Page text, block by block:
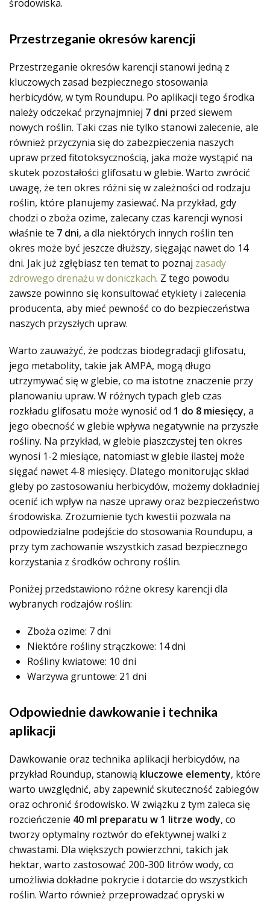
środowiska.
Przestrzeganie okresów karencji
Przestrzeganie okresów karencji stanowi jedną z
kluczowych zasad bezpiecznego stosowania
herbicydów, w tym Roundupu. Po aplikacji tego środka
należy odczekać przynajmniej 7 dni przed siewem
nowych roślin. Taki czas nie tylko stanowi zalecenie, ale
również przyczynia się do zabezpieczenia naszych
upraw przed fitotoksycznością, jaka może wystąpić na
skutek pozostałości glifosatu w glebie. Warto zwrócić
uwagę, że ten okres różni się w zależności od rodzaju
roślin, które planujemy zasiewać. Na przykład, gdy
chodzi o zboża ozime, zalecany czas karencji wynosi
właśnie te 7 dni, a dla niektórych innych roślin ten
okres może być jeszcze dłuższy, sięgając nawet do 14
dni. Jak już zgłębiasz ten temat to poznaj zasady
zdrowego drenażu w doniczkach. Z tego powodu
zawsze powinno się konsultować etykiety i zalecenia
producenta, aby mieć pewność co do bezpieczeństwa
naszych przyszłych upraw.
Warto zauważyć, że podczas biodegradacji glifosatu,
jego metabolity, takie jak AMPA, mogą długo
utrzymywać się w glebie, co ma istotne znaczenie przy
planowaniu upraw. W różnych typach gleb czas
rozkładu glifosatu może wynosić od 1 do 8 miesięcy, a
jego obecność w glebie wpływa negatywnie na przyszłe
rośliny. Na przykład, w glebie piaszczystej ten okres
wynosi 1-2 miesiące, natomiast w glebie ilastej może
sięgać nawet 4-8 miesięcy. Dlatego monitorując skład
gleby po zastosowaniu herbicydów, możemy dokładniej
ocenić ich wpływ na nasze uprawy oraz bezpieczeństwo
środowiska. Zrozumienie tych kwestii pozwala na
odpowiedzialne podejście do stosowania Roundupu, a
przy tym zachowanie wszystkich zasad bezpiecznego
korzystania z środków ochrony roślin.
Poniżej przedstawiono różne okresy karencji dla
wybranych rodzajów roślin:
Zboża ozime: 7 dni
Niektóre rośliny strączkowe: 14 dni
Rośliny kwiatowe: 10 dni
Warzywa gruntowe: 21 dni
Odpowiednie dawkowanie i technika
aplikacji
Dawkowanie oraz technika aplikacji herbicydów, na
przykład Roundup, stanowią kluczowe elementy, które
warto uwzględnić, aby zapewnić skuteczność zabiegów
oraz ochronić środowisko. W związku z tym zaleca się
rozcieńczenie 40 ml preparatu w 1 litrze wody, co
tworzy optymalny roztwór do efektywnej walki z
chwastami. Dla większych powierzchni, takich jak
hektar, warto zastosować 200-300 litrów wody, co
umożliwia dokładne pokrycie i dotarcie do wszystkich
roślin. Warto również przeprowadzać opryski w